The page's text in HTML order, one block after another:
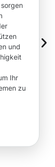
und
Ihr
zu